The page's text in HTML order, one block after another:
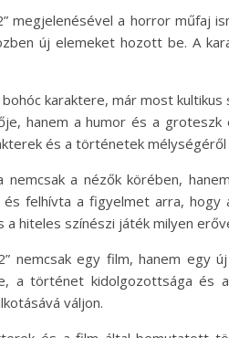
megjelenésével a horror műfaj
új elemeket hozott be. A
karaktere, már most
hanem a humor és a groteszk
és a történetek mélységéről
nemcsak a nézők körében,
felhívta a figyelmet arra, hogy
a hiteles színészi játék milyen
nemcsak egy film, hanem egy
a történet kidolgozottsága és
váljon.